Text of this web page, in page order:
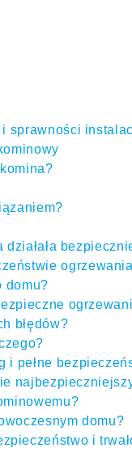
i sprawności
domu?
błędów?
i pełne
domu?
i